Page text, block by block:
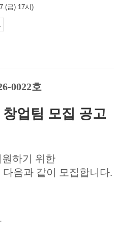
금) 17시)
0022호
업팀 모집 공고
하기 위한
다음과 같이 모집합니다.